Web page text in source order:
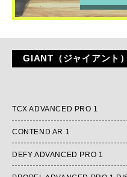
GIANT（ジャイアント
TCX ADVANCED PRO 1
CONTEND AR 1
DEFY ADVANCED PRO 1